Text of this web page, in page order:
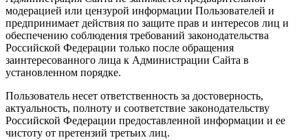
модерацией или цензурой информации Пользователей и
предпринимает действия по защите прав и интересов лиц и
обеспечению соблюдения требований законодательства
Российской Федерации только после обращения
заинтересованного лица к Администрации Сайта в
установленном порядке.
Пользователь несет ответственность за достоверность,
актуальность, полноту и соответствие законодательству
Российской Федерации предоставленной информации и ее
чистоту от претензий третьих лиц.